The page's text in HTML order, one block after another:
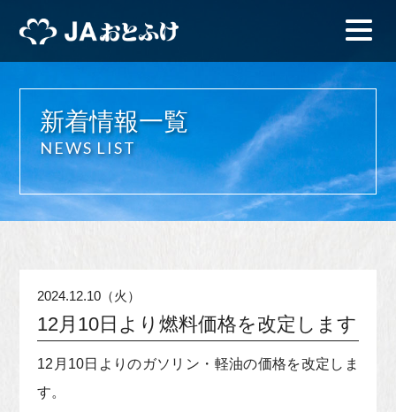
新着情報一覧
NEWS LIST
2024.12.10（火）
12月10日より燃料価格を改定します
12月10日よりのガソリン・軽油の価格を改定しま
す。